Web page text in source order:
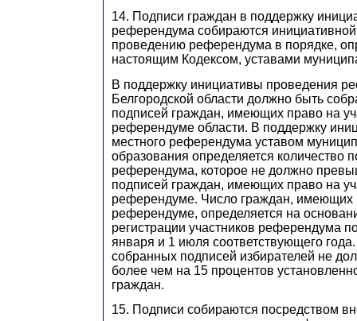
14. Подписи граждан в поддержку
референдума собираются инициативной
проведению референдума в порядке,
настоящим Кодексом, уставами
В поддержку инициативы проведения
Белгородской области должно быть
подписей граждан, имеющих право на
референдуме области. В поддержку
местного референдума уставом
образования определяется количество
референдума, которое не должно
подписей граждан, имеющих право на
референдуме. Число граждан, имеющих
референдуме, определяется на
регистрации участников референдума
января и 1 июля соответствующего
собранных подписей избирателей не
более чем на 15 процентов
граждан.
15. Подписи собираются посредством